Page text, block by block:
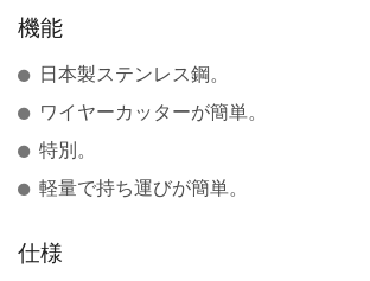
機能
日本製ステンレス鋼。
ワイヤーカッターが簡単。
特別。
軽量で持ち運びが簡単。
仕様